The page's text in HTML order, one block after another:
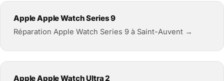
Apple Apple Watch Series 9
Réparation Apple Watch Series 9 à Saint-Auvent →
Apple Apple Watch Ultra 2